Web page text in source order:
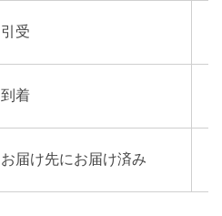
引受
到着
お届け先にお届け済み